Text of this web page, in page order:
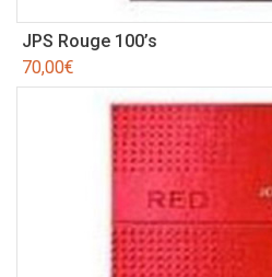
JPS Rouge 100’s
70,00€